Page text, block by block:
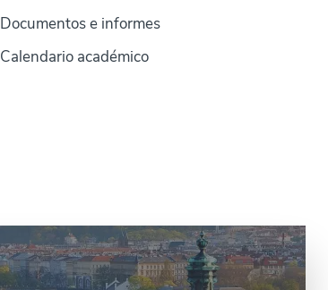
Documentos e informes
Calendario académico